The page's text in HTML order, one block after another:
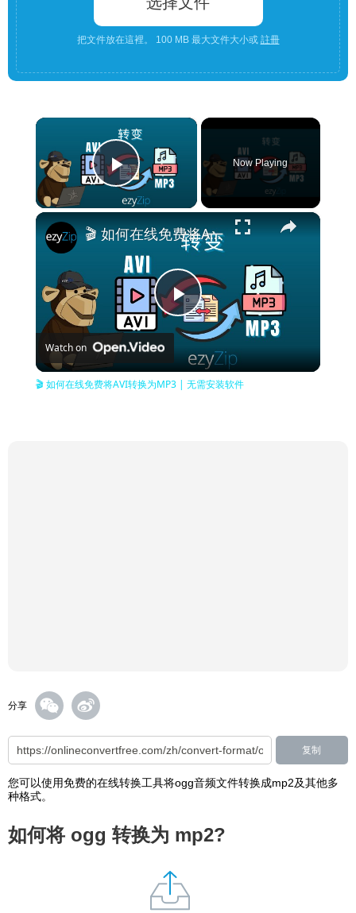
把文件放在這裡。 100 MB 最大文件大小或 註冊
×
Play Video
Now Playing
×
Play
Video
🎬 如何在线免费将AVI转换为MP3 | 无需安装软件
Watch on
🎬 如何在线免费将AVI转换为MP3 | 无需安装软件
分享
复制
您可以使用免费的在线转换工具将ogg音频文件转换成mp2及其他多
种格式。
如何将 ogg 转换为 mp2?